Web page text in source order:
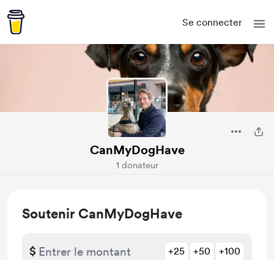
Se connecter
CanMyDogHave
1 donateur
Soutenir CanMyDogHave
$ +25 +50 +100